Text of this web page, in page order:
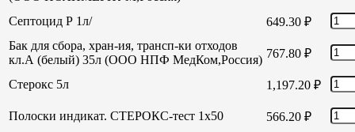
Септоцид Р 1л/
649.30 ₽
Бак для сбора, хран-ия, трансп-ки отходов
кл.А (белый) 35л (ООО НПФ МедКом,Россия) 767.80 ₽
Стерокс 5л 1,197.20 ₽
Полоски индикат. СТЕРОКС-тест 1х50 566.20 ₽